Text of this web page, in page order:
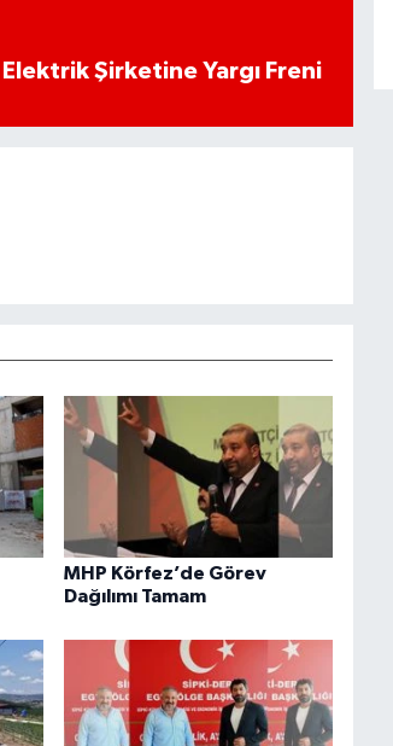
Şirketine Yargı Freni
MHP Körfez’de Görev
Dağılımı Tamam